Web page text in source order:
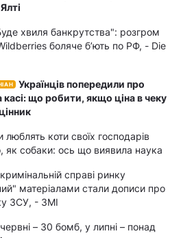
хвиля банкрутства": розгром
боляче бʼють по РФ, - Die
Українців попередили про
касі: що робити, якщо ціна в чеку
люблять коти своїх господарів
як собаки: ось що виявила наука
справі ринку
матеріалами стали дописи про
ЗСУ, - ЗМІ
– 30 бомб, у липні – понад